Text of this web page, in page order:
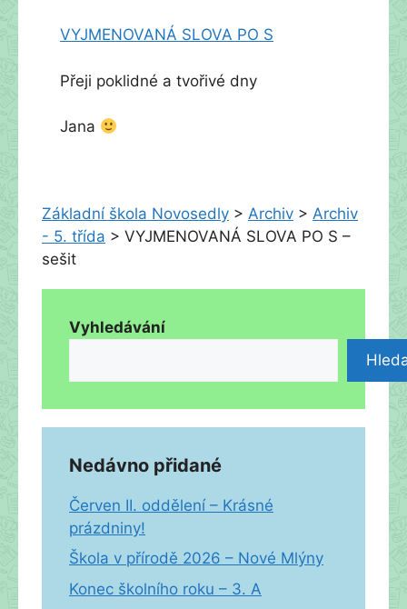
VYJMENOVANÁ SLOVA PO S
Přeji poklidné a tvořivé dny
Jana
Základní škola Novosedly > Archiv > Archiv
- 5. třída > VYJMENOVANÁ SLOVA PO S –
sešit
Vyhledávání
Nedávno přidané
Červen II. oddělení – Krásné
prázdniny!
Škola v přírodě 2026 – Nové Mlýny
Konec školního roku – 3. A